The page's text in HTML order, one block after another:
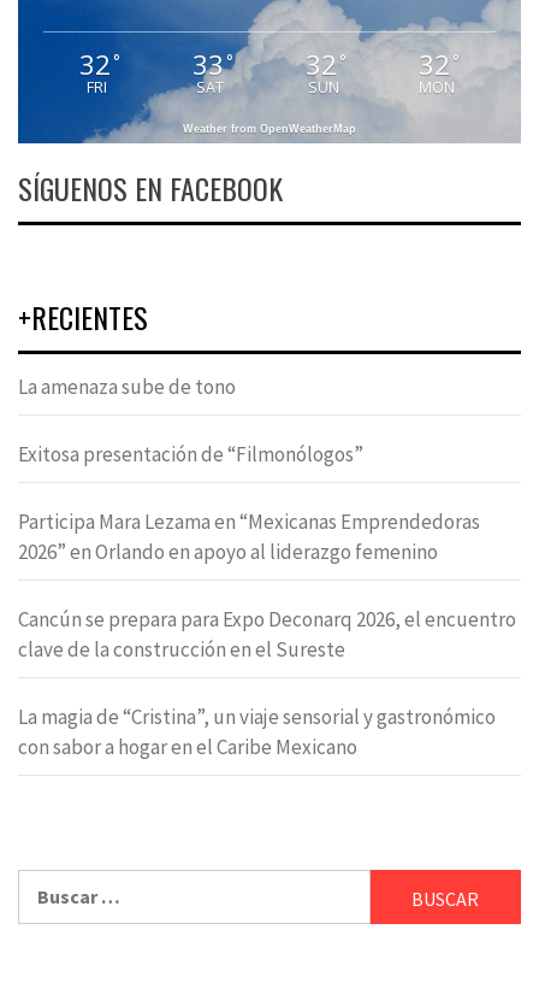
32°
FRI
33°
SAT
32 °
SUN
32 °
MON
Weather from OpenWeatherMap
SÍGUENOS EN FACEBOOK
+RECIENTES
La amenaza sube de tono
Exitosa presentación de “Filmonólogos”
Participa Mara Lezama en “Mexicanas Emprendedoras
2026” en Orlando en apoyo al liderazgo femenino
Cancún se prepara para Expo Deconarq 2026, el encuentro
clave de la construcción en el Sureste
La magia de “Cristina”, un viaje sensorial y gastronómico
con sabor a hogar en el Caribe Mexicano